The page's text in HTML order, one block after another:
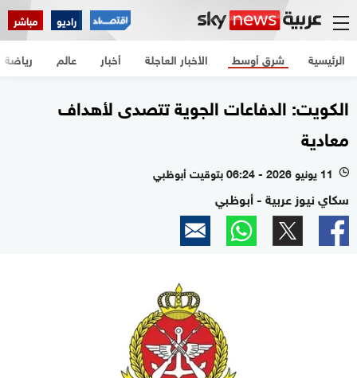
راديو مباشر
الرئيسية الأخبار العاجلة أخبار شرق أوسط عالم رياضة
الكويت: الدفاعات الجوية تتصدى لأهداف
معادية
l 11 يونيو 2026 - 06:24 بتوقيت أبوظبي
سكاي نيوز عربية - أبوظبي